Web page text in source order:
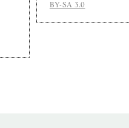
BY-SA 3.0